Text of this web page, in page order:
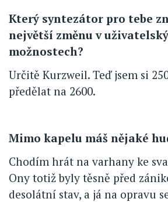
Který syntezátor pro tebe
největší změnu v
možnostech?
Určitě Kurzweil. Teď jsem si
předělat na 2600.
Mimo kapelu máš nějaké
Chodím hrát na varhany ke
Ony totiž byly těsně před
desolátní stav, a já na opravu